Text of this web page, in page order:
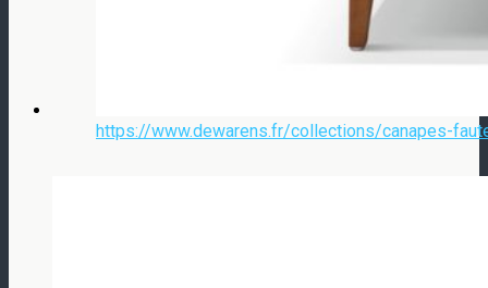
https://www.dewarens.fr/collections/canapes-